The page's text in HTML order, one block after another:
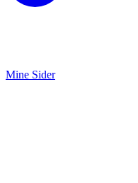
Mine Sider